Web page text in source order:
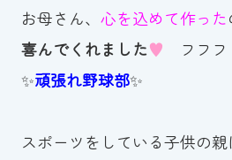
お母さん、 心を込めて作った
喜んでくれました♥ フフフ
✨頑張れ野球部✨
スポーツをしている子供の